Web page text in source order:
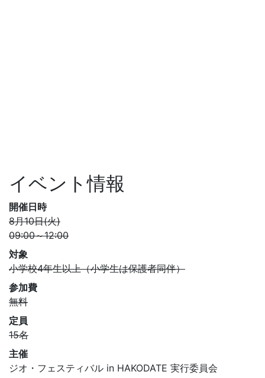
イベント情報
開催日時
8月10日(火)
09:00～12:00
対象
小学校4年生以上（小学生は保護者同伴）
参加費
無料
定員
15名
主催
ジオ・フェスティバル in HAKODATE 実行委員会